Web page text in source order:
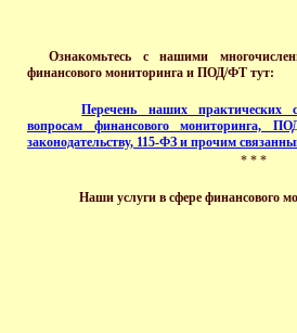
Ознакомьтесь с нашими
финансового мониторинга и ПОД/ФТ тут:
Перечень наших практических
вопросам финансового мониторинга,
законодательству, 115-ФЗ и прочим
* * *
Наши услуги в сфере финансового